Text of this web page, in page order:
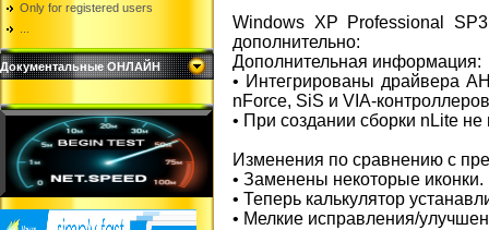
Only for registered users
Документальные ОНЛАЙН
Windows XP Professional
дополнительно:
Дополнительная информация:
• Интегрированы драйвера
nForce, SiS и VIA-
• При создании сборки nLite не
Изменения по сравнению с
• Заменены некоторые иконки.
• Теперь калькулятор
• Мелкие исправления/